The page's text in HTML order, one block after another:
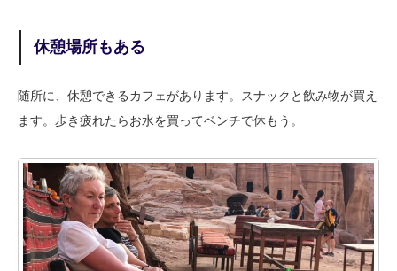
休憩場所もある
随所に、休憩できるカフェがあります。スナックと飲み物が買え
ます。歩き疲れたらお水を買ってベンチで休もう。